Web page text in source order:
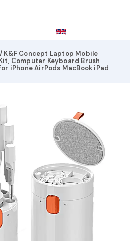
K&F Concept Laptop Mobile
Computer Keyboard Brush
iPhone AirPods MacBook iPad